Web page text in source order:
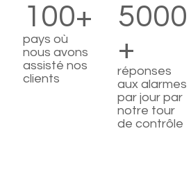
100+
pays où
nous avons
assisté nos
clients
5000
+
réponses
aux alarmes
par jour par
notre tour
de contrôle